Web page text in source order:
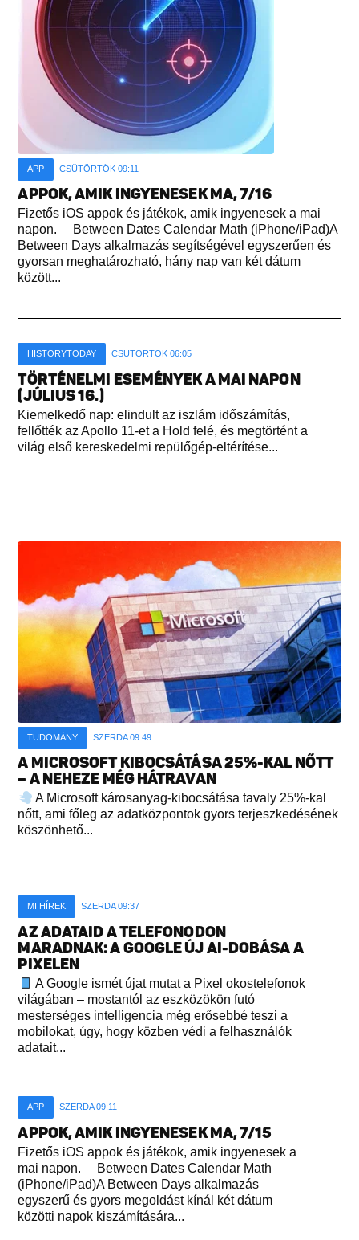
APP CSÜTÖRTÖK 09:11
APPOK, AMIK INGYENESEK MA, 7/16
Fizetős iOS appok és játékok, amik ingyenesek a mai
napon. Between Dates Calendar Math (iPhone/iPad)A
Between Days alkalmazás segítségével egyszerűen és
gyorsan meghatározható, hány nap van két dátum
között...
HISTORYTODAY CSÜTÖRTÖK 06:05
TÖRTÉNELMI ESEMÉNYEK A MAI NAPON
(JÚLIUS 16.)
Kiemelkedő nap: elindult az iszlám időszámítás,
fellőtték az Apollo 11-et a Hold felé, és megtörtént a
világ első kereskedelmi repülőgép-eltérítése...
TUDOMÁNY SZERDA 09:49
A MICROSOFT KIBOCSÁTÁSA 25%-KAL NŐTT
– A NEHEZE MÉG HÁTRAVAN
A Microsoft károsanyag-kibocsátása tavaly 25%-kal
nőtt, ami főleg az adatközpontok gyors terjeszkedésének
köszönhető...
MI HÍREK SZERDA 09:37
AZ ADATAID A TELEFONODON
MARADNAK: A GOOGLE ÚJ AI-DOBÁSA A
PIXELEN
A Google ismét újat mutat a Pixel okostelefonok
világában – mostantól az eszközökön futó
mesterséges intelligencia még erősebbé teszi a
mobilokat, úgy, hogy közben védi a felhasználók
adatait...
APP SZERDA 09:11
APPOK, AMIK INGYENESEK MA, 7/15
Fizetős iOS appok és játékok, amik ingyenesek a
mai napon. Between Dates Calendar Math
(iPhone/iPad)A Between Days alkalmazás
egyszerű és gyors megoldást kínál két dátum
közötti napok kiszámítására...